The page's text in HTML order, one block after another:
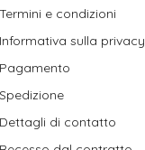
Termini e condizioni
Informativa sulla privacy
Pagamento
Spedizione
Dettagli di contatto